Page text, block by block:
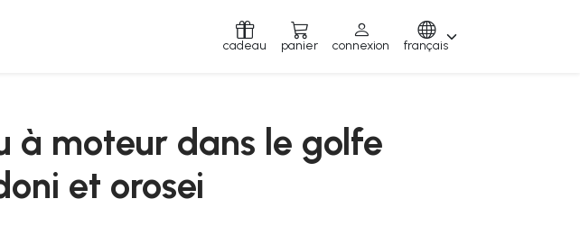
cadeau panier connexion français
orosei
à moteur dans le golfe
et orosei